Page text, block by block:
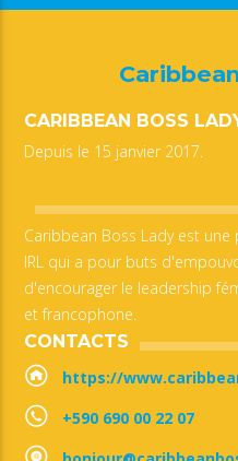
CARIBBEAN BOSS
Depuis le 15 janvier 2017.
Caribbean Boss Lady est
IRL qui a pour buts
d'encourager le leadership
et francophone.
CONTACTS
https://
+590 690 00 22 07